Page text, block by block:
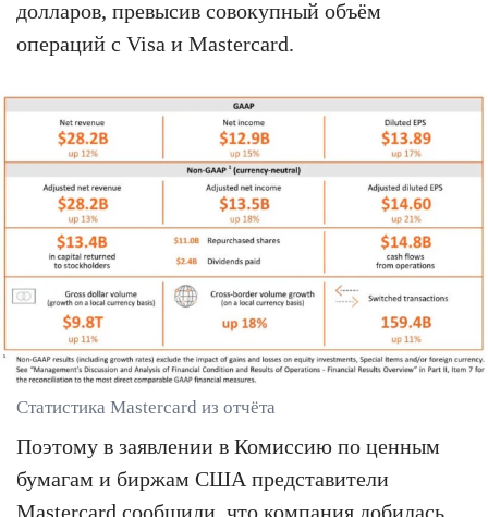
долларов, превысив совокупный объём
операций с Visa и Mastercard.
Статистика Mastercard из отчёта
Поэтому в заявлении в Комиссию по ценным
бумагам и биржам США представители
Mastercard сообщили, что компания добилась